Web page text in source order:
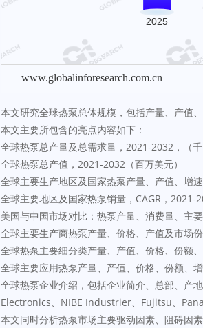
www.globalinforesearch.com.cn
本文研究全球热泵总体规模，包括产量、产值
本文主要所包含的亮点内容如下：
全球热泵总产量及总需求量，2021-2032，（千
全球热泵总产值，2021-2032（百万美元）
全球主要生产地区及国家热泵产量、产值、增
全球主要地区及国家热泵销量，CAGR，2021-
美国与中国市场对比：热泵产量、消费量、主
全球主要生产商热泵产量、价格、产值及市场
全球热泵主要细分类产量、产值、价格、份额
全球主要应用热泵产量、产值、价格、份额、
全球热泵企业介绍，包括企业简介、总部、
Electronics、NIBE Industrier、Fujitsu、
本文同时分析热泵市场主要驱动因素、阻碍因